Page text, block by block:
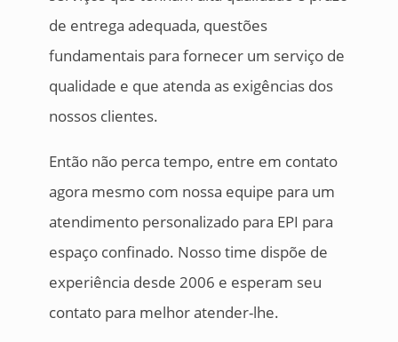
de entrega adequada, questões
fundamentais para fornecer um serviço de
qualidade e que atenda as exigências dos
nossos clientes.
Então não perca tempo, entre em contato
agora mesmo com nossa equipe para um
atendimento personalizado para EPI para
espaço confinado. Nosso time dispõe de
experiência desde 2006 e esperam seu
contato para melhor atender-lhe.